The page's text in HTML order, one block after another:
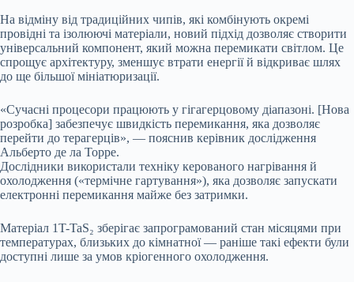
На відміну від традиційних чипів, які комбінують окремі
провідні та ізолюючі матеріали, новий підхід дозволяє створити
універсальний компонент, який можна перемикати світлом. Це
спрощує архітектуру, зменшує втрати енергії й відкриває шлях
до ще більшої мініатюризації.
«Сучасні процесори працюють у гігагерцовому діапазоні. [Нова
розробка] забезпечує швидкість перемикання, яка дозволяє
перейти до терагерців», — пояснив керівник дослідження
Альберто де ла Торре.
Дослідники використали техніку керованого нагрівання й
охолодження («термічне гартування»), яка дозволяє запускати
електронні перемикання майже без затримки.
Матеріал 1T-TaS₂ зберігає запрограмований стан місяцями при
температурах, близьких до кімнатної — раніше такі ефекти були
доступні лише за умов кріогенного охолодження.